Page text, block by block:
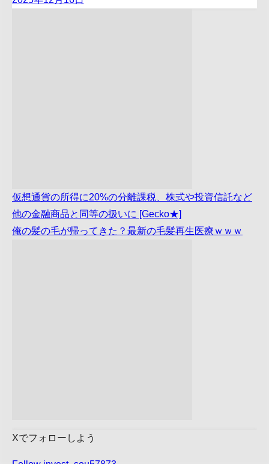
仮想通貨の所得に20%の分離課税、株式や投資信託など
他の金融商品と同等の扱いに [Gecko★]
俺の髪の毛が帰ってきた？最新の毛髪再生医療ｗｗｗ
Xでフォローしよう